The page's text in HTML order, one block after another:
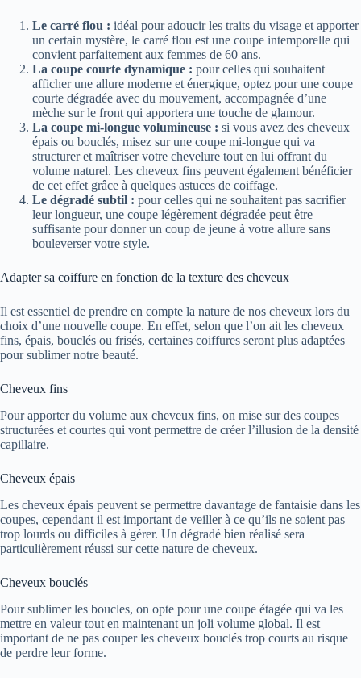
Le carré flou : idéal pour adoucir les traits du visage et apporter
un certain mystère, le carré flou est une coupe intemporelle qui
convient parfaitement aux femmes de 60 ans.
La coupe courte dynamique : pour celles qui souhaitent
afficher une allure moderne et énergique, optez pour une coupe
courte dégradée avec du mouvement, accompagnée d’une
mèche sur le front qui apportera une touche de glamour.
La coupe mi-longue volumineuse : si vous avez des cheveux
épais ou bouclés, misez sur une coupe mi-longue qui va
structurer et maîtriser votre chevelure tout en lui offrant du
volume naturel. Les cheveux fins peuvent également bénéficier
de cet effet grâce à quelques astuces de coiffage.
Le dégradé subtil : pour celles qui ne souhaitent pas sacrifier
leur longueur, une coupe légèrement dégradée peut être
suffisante pour donner un coup de jeune à votre allure sans
bouleverser votre style.
Adapter sa coiffure en fonction de la texture des cheveux
Il est essentiel de prendre en compte la nature de nos cheveux lors du
choix d’une nouvelle coupe. En effet, selon que l’on ait les cheveux
fins, épais, bouclés ou frisés, certaines coiffures seront plus adaptées
pour sublimer notre beauté.
Cheveux fins
Pour apporter du volume aux cheveux fins, on mise sur des coupes
structurées et courtes qui vont permettre de créer l’illusion de la densité
capillaire.
Cheveux épais
Les cheveux épais peuvent se permettre davantage de fantaisie dans les
coupes, cependant il est important de veiller à ce qu’ils ne soient pas
trop lourds ou difficiles à gérer. Un dégradé bien réalisé sera
particulièrement réussi sur cette nature de cheveux.
Cheveux bouclés
Pour sublimer les boucles, on opte pour une coupe étagée qui va les
mettre en valeur tout en maintenant un joli volume global. Il est
important de ne pas couper les cheveux bouclés trop courts au risque
de perdre leur forme.